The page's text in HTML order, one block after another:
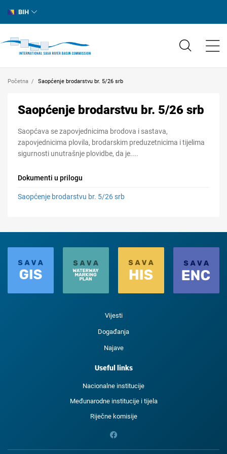
BIH
Početna Saopćenje brodarstvu br. 5/26 srb
Saopćenje brodarstvu br. 5/26 srb
Saopćava se zapovjednicima brodova i sastava,
zapovjednicima plovila, brodarskim preduzetnicima i tijelima
sigurnosti unutrašnje plovidbe, da je....
Dokumenti u prilogu
Saopćenje brodarstvu br. 5/26 srb
Vijesti
Događanja
Najave
Useful links
Nacionalne institucije
Međunarodne institucije i tijela
Riječne komisije